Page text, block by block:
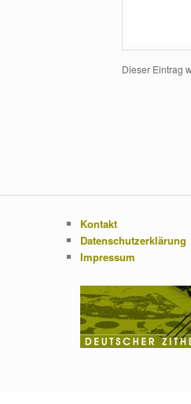
Dieser Eintrag
Kontakt
Datenschutzerklärung
Impressum